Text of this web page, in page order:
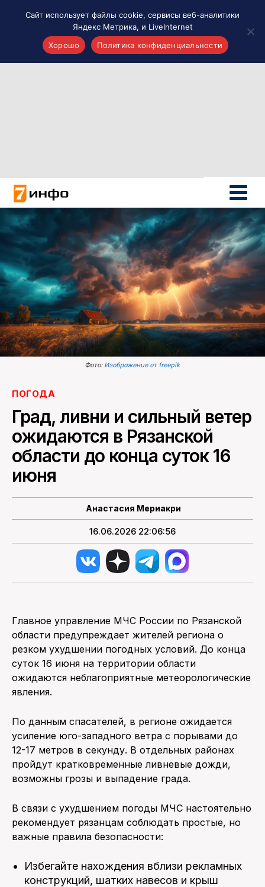
Новости России
Политика
Новости мира
Все материалы 7инфо
О НАС
ПОИСК ПО САЙТУ
Фото: Изображение от freepik
ПОГОДА
Град, ливни и сильный ветер
ожидаются в Рязанской
области до конца суток 16
июня
Анастасия Мериакри
16.06.2026 22:06:56
Главное управление МЧС России по Рязанской
области предупреждает жителей региона о
резком ухудшении погодных условий. До конца
суток 16 июня на территории области
ожидаются неблагоприятные метеорологические
явления.
По данным спасателей, в регионе ожидается
усиление юго-западного ветра с порывами до
12-17 метров в секунду. В отдельных районах
пройдут кратковременные ливневые дожди,
возможны грозы и выпадение града.
В связи с ухудшением погоды МЧС настоятельно
рекомендует рязанцам соблюдать простые, но
важные правила безопасности:
Избегайте нахождения вблизи рекламных
конструкций, шатких навесов и крыш
Сайт использует файлы cookie, сервисы веб-аналитики
Яндекс Метрика, и LiveInternet
Хорошо
Политика конфиденциальности